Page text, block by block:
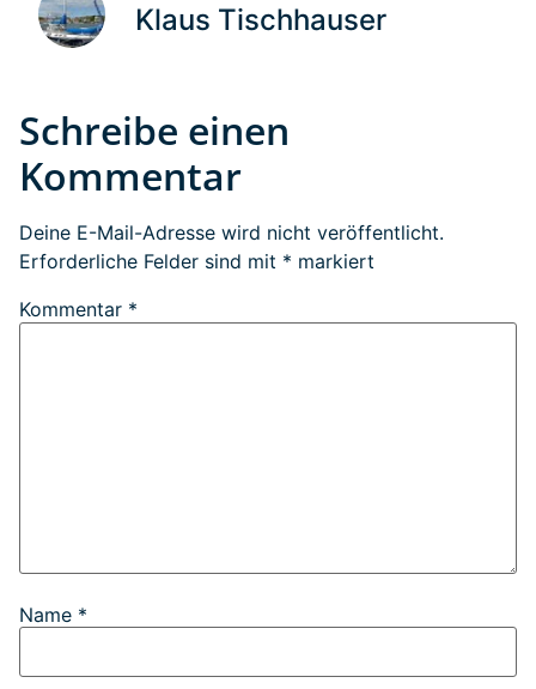
Klaus Tischhauser
Schreibe einen
Kommentar
Deine E-Mail-Adresse wird nicht veröffentlicht.
Erforderliche Felder sind mit * markiert
Kommentar *
Name *